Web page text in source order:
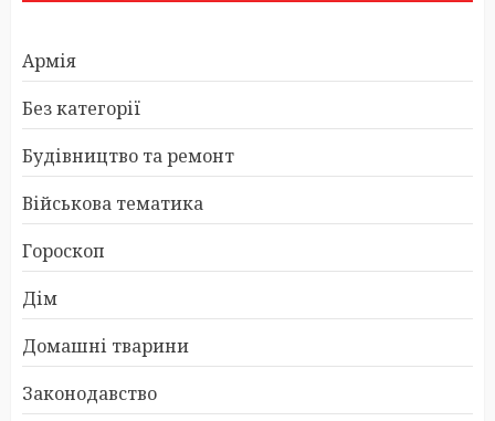
Армія
Без категорії
Будівництво та ремонт
Військова тематика
Гороскоп
Дім
Домашні тварини
Законодавство